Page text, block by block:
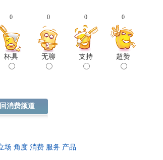
0
杯具
0
无聊
0
支持
0
超赞
消费频道
场 角度 消费 服务 产品